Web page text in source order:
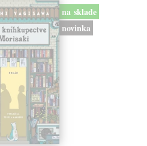
na sklade
novinka